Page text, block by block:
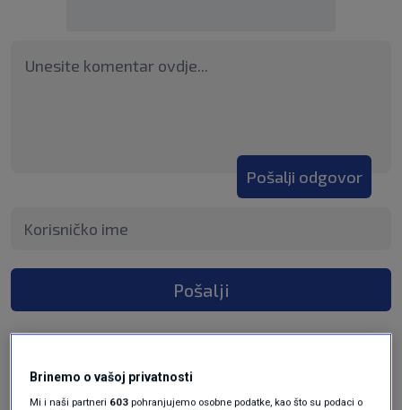
Pošalji odgovor
Pošalji
Brinemo o vašoj privatnosti
Mi i naši partneri 603 pohranjujemo osobne podatke, kao što su podaci o